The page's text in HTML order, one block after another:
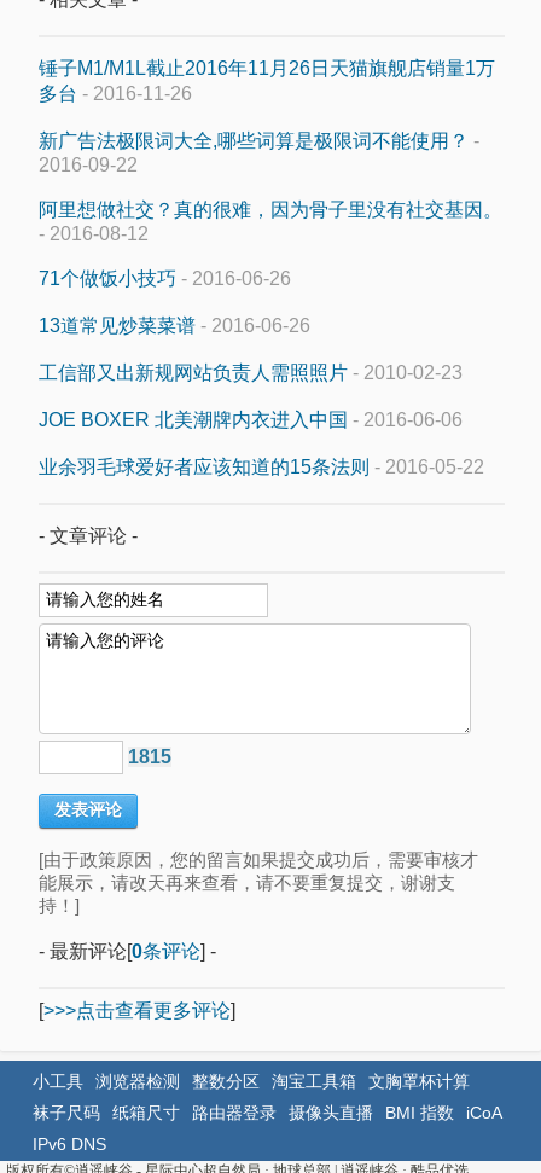
锤子M1/M1L截止2016年11月26日天猫旗舰店销量1万
多台 - 2016-11-26
新广告法极限词大全,哪些词算是极限词不能使用？ -
2016-09-22
阿里想做社交？真的很难，因为骨子里没有社交基因。
- 2016-08-12
71个做饭小技巧 - 2016-06-26
13道常见炒菜菜谱 - 2016-06-26
工信部又出新规网站负责人需照照片 - 2010-02-23
JOE BOXER 北美潮牌内衣进入中国 - 2016-06-06
业余羽毛球爱好者应该知道的15条法则 - 2016-05-22
- 文章评论 -
1815
[由于政策原因，您的留言如果提交成功后，需要审核才
能展示，请改天再来查看，请不要重复提交，谢谢支
持！]
- 最新评论[0条评论] -
[>>>点击查看更多评论]
小工具 浏览器检测 整数分区 淘宝工具箱
文胸罩杯计算
袜子尺码
纸箱尺寸 路由器登录 摄像头直播 BMI 指数
iCoA
IPv6 DNS